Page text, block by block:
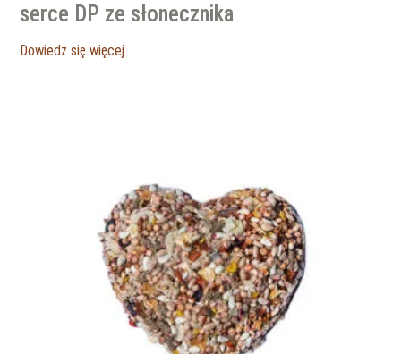
serce DP ze słonecznika
Dowiedz się więcej